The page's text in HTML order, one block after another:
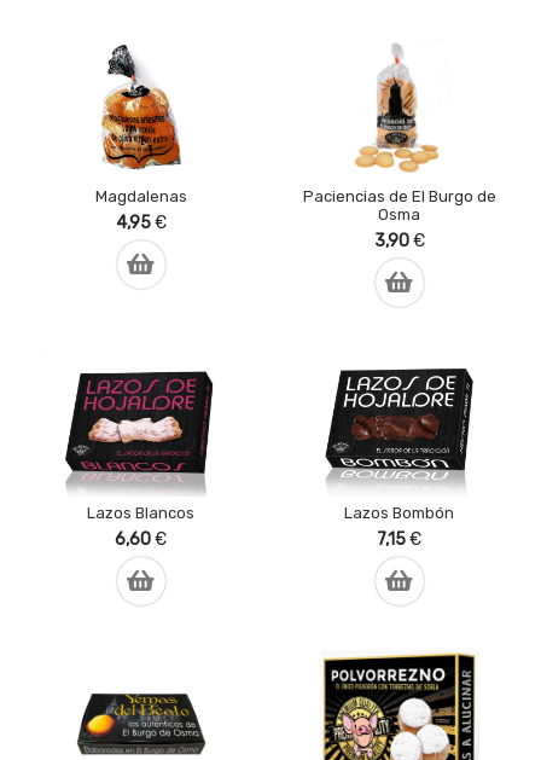
Magdalenas
4,95€
Paciencias de El Burgo de
Osma
3,90€
Lazos Blancos
6,60€
Lazos Bombón
7,15€